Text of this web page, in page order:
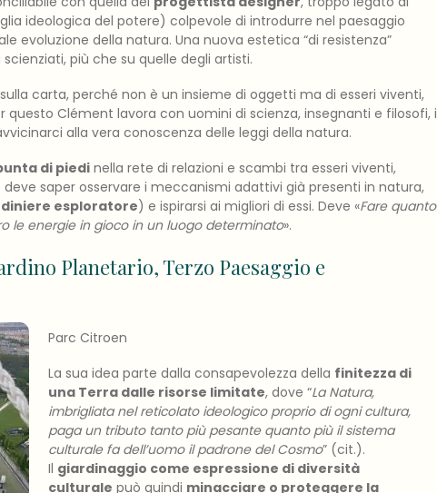
ideologica del potere) colpevole di introdurre nel paesaggio
evoluzione della natura. Una nuova estetica “di resistenza”
più che su quelle degli artisti.
carta, perché non è un insieme di oggetti ma di esseri viventi,
Clément lavora con uomini di scienza, insegnanti e filosofi, i
alla vera conoscenza delle leggi della natura.
di piedinella rete di relazioni e scambi tra esseri viventi,
saper osservare i meccanismi adattivi già presenti in natura,
esploratore) e ispirarsi ai migliori di essi. Deve «Fare quanto
le energie in gioco in un luogo determinato».
Planetario, Terzo Paesaggio e
Parc Citroen
La sua idea parte dalla consapevolezza della finitezza di
una Terra dalle risorse limitate, dove “La Natura,
imbrigliata nel reticolato ideologico proprio di ogni cultura,
paga un tributo tanto più pesante quanto più il sistema
culturale fa dell’uomo il padrone del Cosmo” (cit.).
Il giardinaggio come espressione di diversità
culturale può quindi minacciare o proteggere la